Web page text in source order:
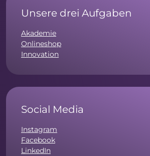
Unsere drei Aufgaben
Akademie
Onlineshop
Innovation
Social Media
Instagram
Facebook
LinkedIn